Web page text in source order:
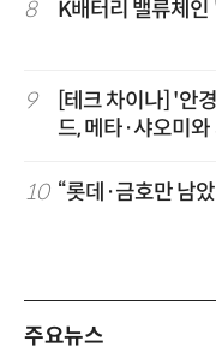
8 K배터리 밸류체
9
[테크 차이나] '안
드, 메타·샤오미
10 “롯데·금호만 남
주요뉴스